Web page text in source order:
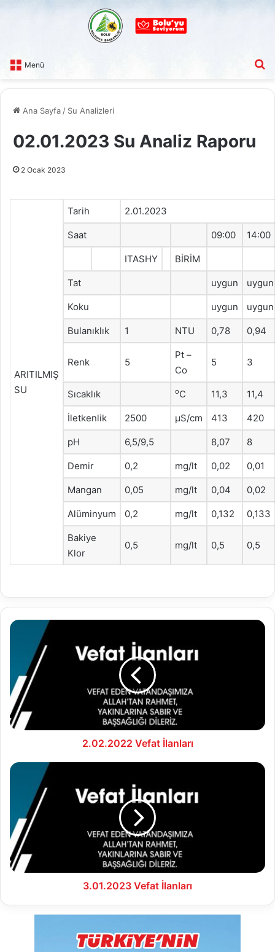
Menü
Ana Sayfa / Su Analizleri
02.01.2023 Su Analiz Raporu
2 Ocak 2023
ARITILMIŞ
SU
Tarih 2.01.2023
Saat 09:00 14:00
ITASHY BİRİM
Tat uygun uygun
Koku uygun uygun
Bulanıklık 1 NTU 0,78 0,94
Renk 5
Pt –
Co
5 3
Sıcaklık oC 11,3 11,4
İletkenlik 2500 μS/cm 413 420
pH 6,5/9,5 8,07 8
Demir 0,2 mg/lt 0,02 0,01
Mangan 0,05 mg/lt 0,04 0,02
Alüminyum 0,2 mg/lt 0,132 0,133
Bakiye
Klor
0,5 mg/lt 0,5 0,5
2.02.2022
2.02.2022 Vefat İlanları
3.01.2023
3.01.2023 Vefat İlanları